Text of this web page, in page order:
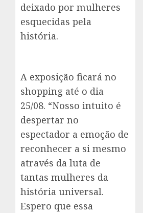
deixado por mulheres
esquecidas pela
história.
A exposição ficará no
shopping até o dia
25/08. “Nosso intuito é
despertar no
espectador a emoção de
reconhecer a si mesmo
através da luta de
tantas mulheres da
história universal.
Espero que essa